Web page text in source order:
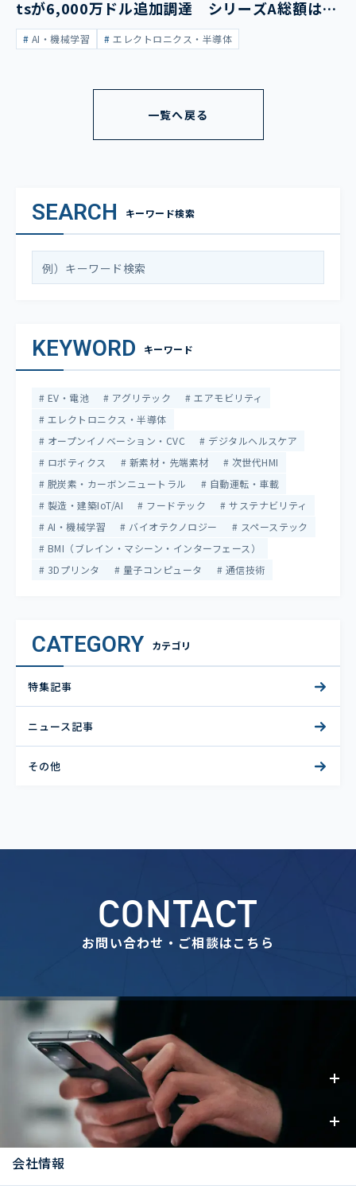
tsが6,000万ドル追加調達 シリーズA総額は1
億3,400万ドルに
AI・機械学習 エレクトロニクス・半導体
一覧へ戻る
SEARCH キーワード検索
KEYWORD キーワード
EV・電池 アグリテック
エアモビリティ
エレクトロニクス・半導体
オープンイノベーション・CVC
デジタルヘルスケア
ロボティクス
新素材・先端素材
次世代HMI
脱炭素・カーボンニュートラル
自動運転・車載
製造・建築IoT/AI
フードテック
サステナビリティ
AI・機械学習
バイオテクノロジー
スペーステック
BMI（ブレイン・マシーン・インターフェース）
3Dプリンタ
量子コンピュータ 通信技術
CATEGORY カテゴリ
特集記事
ニュース記事
その他
CONTACT
お問い合わせ・ご相談はこちら
事業内容
お知らせ
会社情報